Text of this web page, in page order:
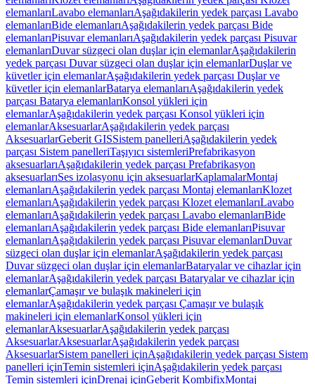
elemanlarıLavabo elemanlarıAşağıdakilerin yedek parçası Lavabo
elemanlarıBide elemanlarıAşağıdakilerin yedek parçası Bide
elemanlarıPisuvar elemanlarıAşağıdakilerin yedek parçası Pisuvar
elemanlarıDuvar süzgeci olan duşlar için elemanlarAşağıdakilerin
yedek parçası Duvar süzgeci olan duşlar için elemanlarDuşlar ve
küvetler için elemanlarAşağıdakilerin yedek parçası Duşlar ve
küvetler için elemanlarBatarya elemanlarıAşağıdakilerin yedek
parçası Batarya elemanlarıKonsol yükleri için
elemanlarAşağıdakilerin yedek parçası Konsol yükleri için
elemanlarAksesuarlarAşağıdakilerin yedek parçası
AksesuarlarGeberit GISSistem panelleriAşağıdakilerin yedek
parçası Sistem panelleriTaşıyıcı sistemleriPrefabrikasyon
aksesuarlarıAşağıdakilerin yedek parçası Prefabrikasyon
aksesuarlarıSes izolasyonu için aksesuarlarKaplamalarMontaj
elemanlarıAşağıdakilerin yedek parçası Montaj elemanlarıKlozet
elemanlarıAşağıdakilerin yedek parçası Klozet elemanlarıLavabo
elemanlarıAşağıdakilerin yedek parçası Lavabo elemanlarıBide
elemanlarıAşağıdakilerin yedek parçası Bide elemanlarıPisuvar
elemanlarıAşağıdakilerin yedek parçası Pisuvar elemanlarıDuvar
süzgeci olan duşlar için elemanlarAşağıdakilerin yedek parçası
Duvar süzgeci olan duşlar için elemanlarBataryalar ve cihazlar için
elemanlarAşağıdakilerin yedek parçası Bataryalar ve cihazlar için
elemanlarÇamaşır ve bulaşık makineleri için
elemanlarAşağıdakilerin yedek parçası Çamaşır ve bulaşık
makineleri için elemanlarKonsol yükleri için
elemanlarAksesuarlarAşağıdakilerin yedek parçası
AksesuarlarAksesuarlarAşağıdakilerin yedek parçası
AksesuarlarSistem panelleri içinAşağıdakilerin yedek parçası Sistem
panelleri içinTemin sistemleri içinAşağıdakilerin yedek parçası
Temin sistemleri içinDrenaj içinGeberit KombifixMontaj